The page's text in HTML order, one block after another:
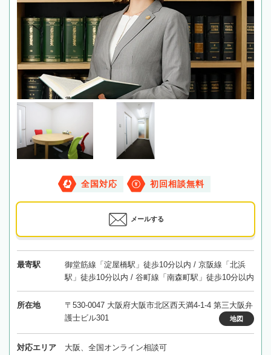
全国対応 初回相談無料
メールする
最寄駅
御堂筋線「淀屋橋駅」徒歩10分以内 / 京阪線「北浜
駅」徒歩10分以内 / 谷町線「南森町駅」徒歩10分以内
所在地
〒530-0047 大阪府大阪市北区西天満4-1-4 第三大阪弁
護士ビル301
地図
対応エリア 大阪、全国オンライン相談可